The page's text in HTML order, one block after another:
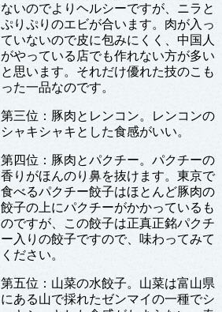
ないのでよりヘルシーですが、ニラと
ぷりぷりのエビが合います。肉が入っ
ていないので皮に包みにくく、中国人
がやっている店でも作れない方が多い
と思います。それだけ優れた技のこも
った一品なのです。
第三位：豚肉とレンコン。レンコンの
シャキシャキとした食感がいい。
第四位：豚肉とパクチー。パクチーの
香りがほんのり鼻を抜けます。東京で
食べるパクチー餃子はほとんど豚肉の
餃子の上にパクチーがかかっているも
のですが、この餃子は正真正銘パクチ
ー入りの餃子ですので、味わってみて
ください。
第五位：山菜の水餃子。山菜は富山県
にある山で採れたゼンマイの一種でシ